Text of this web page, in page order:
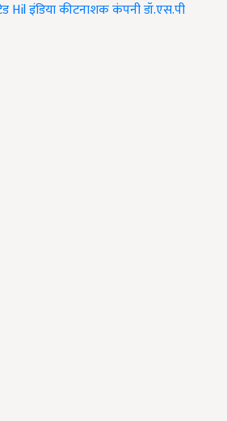
Hil इंडियाकीटनाशक कंपनीडॉ.एस.पी